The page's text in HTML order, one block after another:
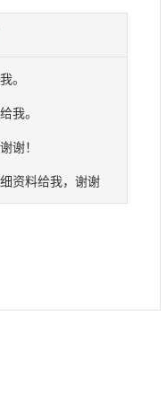
。
我。
谢！
资料给我，谢谢